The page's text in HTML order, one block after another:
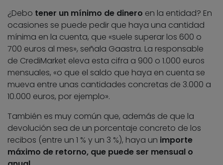
¿Debo tener un mínimo de dinero en la entidad? En
ocasiones se puede pedir que haya una cantidad
mínima en la cuenta, que «suele superar los 600 o
700 euros al mes», señala Gaastra. La responsable
de CrediMarket eleva esta cifra a 900 o 1.000 euros
mensuales, «o que el saldo que haya en cuenta se
mueva entre unas cantidades concretas de 3.000 a
10.000 euros, por ejemplo».
También es muy común que, además de que la
devolución sea de un porcentaje concreto de los
recibos (entre un 1 % y un 3 %), haya un importe
máximo de retorno, que puede ser mensual o